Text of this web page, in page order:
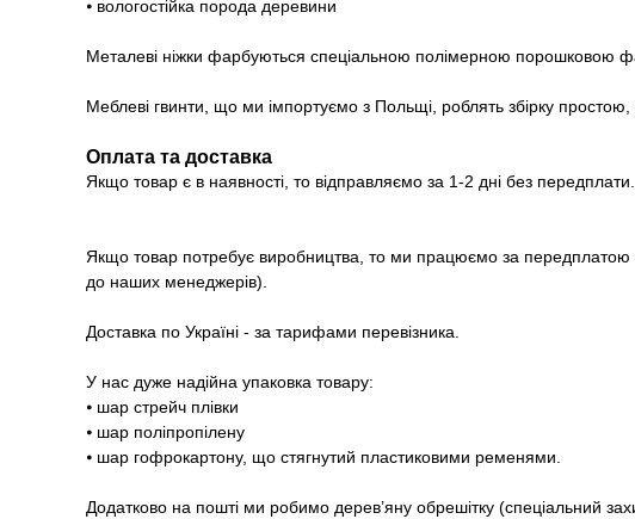
⦁ вологостійка порода деревини
Металеві ніжки фарбуються спеціальною полімерною порошковою
Меблеві гвинти, що ми імпортуємо з Польщі, роблять збірку
Оплата та доставка
Якщо товар є в наявності, то відправляємо за 1-2 дні без передплати.
Якщо товар потребує виробництва, то ми працюємо за передплатою
до наших менеджерів).
Доставка по Україні - за тарифами перевізника.
У нас дуже надійна упаковка товару:
⦁ шар стрейч плівки
⦁ шар поліпропілену
⦁ шар гофрокартону, що стягнутий пластиковими ременями.
Додатково на пошті ми робимо дерев’яну обрешітку (спеціальний